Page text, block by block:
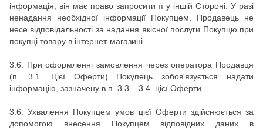
інформація, він має право запросити її у іншій Стороні. У разі
ненадання необхідної інформації Покупцем, Продавець не
несе відповідальності за надання якісної послуги Покупцю при
покупці товару в інтернет-магазині.
3.6.
При оформленні замовлення через оператора Продавця
(п. 3.1. Цієї Оферти) Покупець зобов'язується надати
інформацію, зазначену в п. 3.3 – 3.4. цієї Оферти.
3.6.
Ухвалення Покупцем умов цієї Оферти здійснюється за
допомогою внесення Покупцем відповідних даних в